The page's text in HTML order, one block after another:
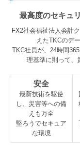
最高度のセキュ
FX2社会福祉法人会計
えたTKCのデ
TKC社員が、24時間
理基準に則って、
安全
最新技術を駆使
し、災害等への備
えも万全
堅ろうでセキュア
な環境